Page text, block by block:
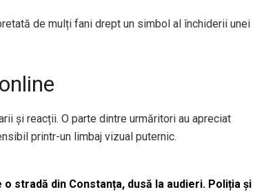
de mulți fani drept un simbol al închiderii unei
și reacții. O parte dintre urmăritori au apreciat
printr-un limbaj vizual puternic.
stradă din Constanța, dusă la audieri. Poliția și